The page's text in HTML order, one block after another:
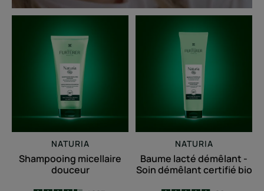
micellaire
douceur
NATURIA
Shampooing micellaire
douceur
lacté
démêlant
-
Soin
démêlant
certifié
bio
NATURIA
Baume lacté démêlant -
Soin démêlant certifié bio